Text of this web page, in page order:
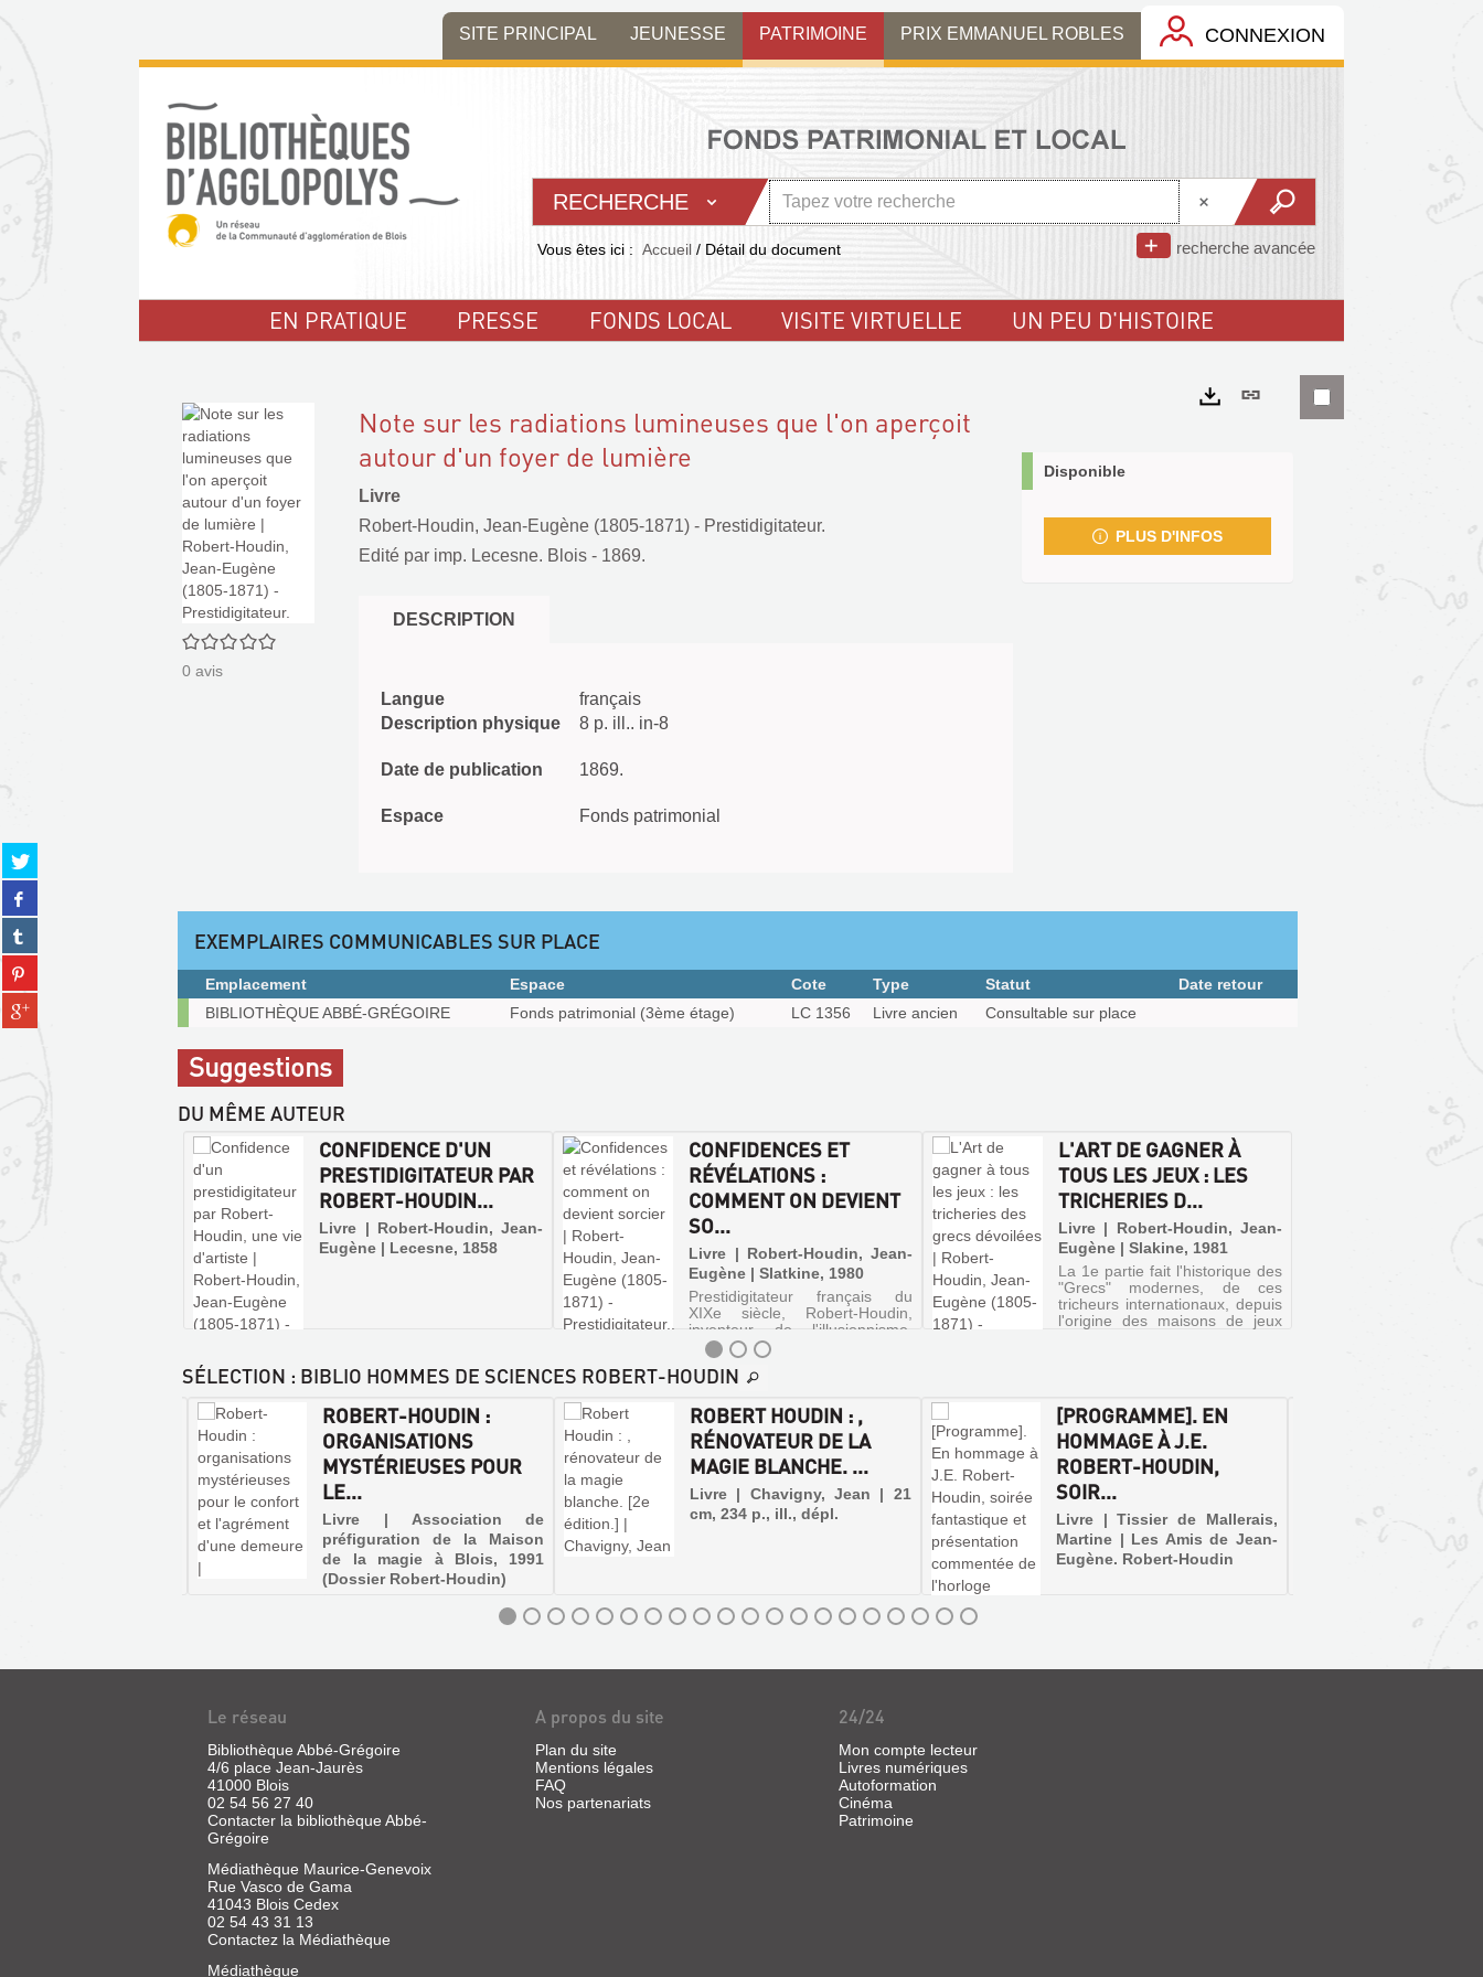
menu
contenu
la
SITE PRINCIPAL JEUNESSE PATRIMOINE PRIX EMMANUEL ROBLES CONNEXION
RECHERCHE
recherche avancée
Vous êtes ici : Accueil / Détail du document
EN PRATIQUE PRESSE FONDS LOCAL VISITE VIRTUELLE UN PEU D'HISTOIRE
Partager
sur
twitter
(Nouvelle
fenêtre)
Partager
sur
facebook
(Nouvelle
fenêtre)
Partager
sur
tumblr
(Nouvelle
fenêtre)
Partager
sur
pinterest
(Nouvelle
Partager
sur
0/5
0 avis
Note sur les radiations lumineuses que l'on aperçoit
autour d'un foyer de lumière
Livre
Robert-Houdin, Jean-Eugène (1805-1871) - Prestidigitateur.
Edité par imp. Lecesne. Blois - 1869.
DESCRIPTION
Langue
français
Description physique
8 p. ill.. in-8
Date de publication 1869.
Espace Fonds patrimonial
Lien
Disponible
PLUS D'INFOS
EXEMPLAIRES COMMUNICABLES SUR PLACE
Exemplaires
communicables
sur
place
Emplacement Espace Cote Type Statut
Date retour
BIBLIOTHÈQUE ABBÉ-GRÉGOIRE
Fonds patrimonial (3ème étage) LC 1356 Livre ancien Consultable sur place
Suggestions
DU MÊME AUTEUR
CONFIDENCES ET
RÉVÉLATIONS :
COMMENT ON DEVIENT
SO...
Livre | Robert-Houdin, Jean-
Eugène | Slatkine, 1980
Prestidigitateur français du
XIXe siècle, Robert-Houdin,
inventeur de l'illusionnisme,
raconte ses souvenirs.
L'ART DE GAGNER À
TOUS LES JEUX : LES
TRICHERIES D...
Livre | Robert-Houdin, Jean-
Eugène | Slakine, 1981
La 1e partie fait l'historique des
"Grecs" modernes, de ces
tricheurs internationaux, depuis
l'origine des maisons de jeux
CONFIDENCE D'UN
PRESTIDIGITATEUR PAR
ROBERT-HOUDIN...
Livre | Robert-Houdin, Jean-
Eugène | Lecesne, 1858
CONFIDENCES
ET
RÉVÉLATIONS
COMMENT
ON
DEVIENT
SÉLECTION : BIBLIO HOMMES DE SCIENCES ROBERT-HOUDIN
ROBERT HOUDIN : ,
RÉNOVATEUR DE LA
MAGIE BLANCHE. ...
Livre | Chavigny, Jean | 21
cm, 234 p., ill., dépl.
[PROGRAMME]. EN
HOMMAGE À J.E.
ROBERT-HOUDIN,
SOIR...
Livre | Tissier de Mallerais,
Martine | Les Amis de Jean-
Eugène. Robert-Houdin
ROBERT-HOUDIN :
ORGANISATIONS
MYSTÉRIEUSES POUR
LE...
Livre | Association de
préfiguration de la Maison
de la magie à Blois, 1991
(Dossier Robert-Houdin)
ROBERT
HOUDIN
Le réseau
Bibliothèque Abbé-Grégoire
4/6 place Jean-Jaurès
41000 Blois
02 54 56 27 40
Contacter la bibliothèque Abbé-
Grégoire
Médiathèque Maurice-Genevoix
Rue Vasco de Gama
41043 Blois Cedex
02 54 43 31 13
Contactez la Médiathèque
Médiathèque
A propos du site
Plan du site
Mentions légales
FAQ
Nos partenariats
24/24
Mon compte lecteur
Livres numériques
Autoformation
Cinéma
Patrimoine